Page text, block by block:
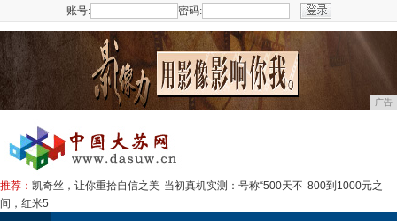
账号: 密码:
广告
推荐： 凯奇丝，让你重拾自信之美 当初真机实测：号称“500天不 800到1000元之
间，红米5